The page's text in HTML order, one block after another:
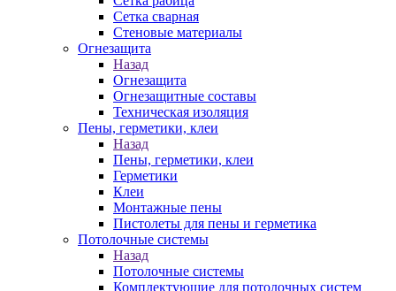
Сетка сварная
Стеновые материалы
Огнезащита
Назад
Огнезащита
Огнезащитные составы
Техническая изоляция
Пены, герметики, клеи
Назад
Пены, герметики, клеи
Герметики
Клеи
Монтажные пены
Пистолеты для пены и герметика
Потолочные системы
Назад
Потолочные системы
Комплектующие для потолочных систем